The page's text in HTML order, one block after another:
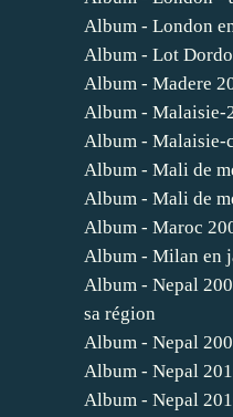
Album - London
Album - Lot
Album - Madere
Album - Malaisie-
Album - Malaisie-
Album - Mali de
Album - Mali de
Album - Maroc
Album - Milan en
Album - Nepal
sa région
Album - Nepal
Album - Nepal
Album - Nepal